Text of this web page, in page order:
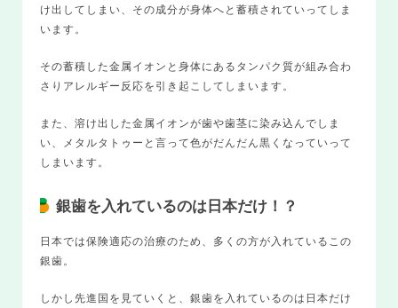
け出してしまい、その成分が身体へと蓄積されていってしま
います。
その蓄積した金属イオンと身体にあるタンパク質が組み合わ
さりアレルギー反応を引き起こしてしまいます。
また、溶け出した金属イオンが歯や歯茎に染み込んでしま
い、メタルタトゥーと言って色がだんだん黒くなっていって
しまいます。
銀歯を入れているのは日本だけ！？
日本では保険適応の治療のため、多くの方が入れているこの
銀歯。
しかし先進国を見ていくと、銀歯を入れているのは日本だけ